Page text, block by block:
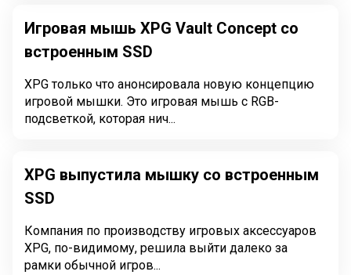
Игровая мышь XPG Vault Concept со
встроенным SSD
XPG только что анонсировала новую концепцию
игровой мышки. Это игровая мышь с RGB-
подсветкой, которая нич...
XPG выпустила мышку со встроенным
SSD
Компания по производству игровых аксессуаров
XPG, по-видимому, решила выйти далеко за
рамки обычной игров...